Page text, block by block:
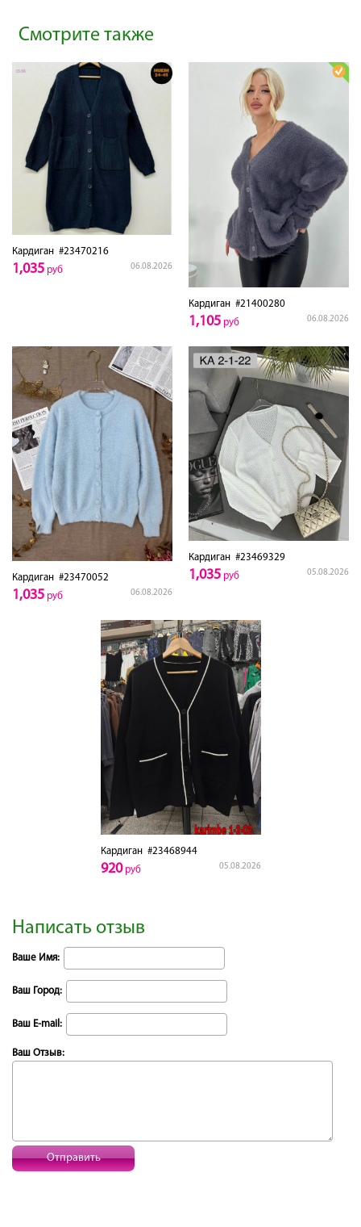
Смотрите также
Кардиган #23470216
06.08.2026
1,035 руб
Кардиган #21400280
06.08.2026
1,105 руб
Кардиган #23470052
06.08.2026
1,035 руб
Кардиган #23469329
05.08.2026
1,035 руб
Кардиган#23468944
05.08.2026
920руб
Написать отзыв
Ваше Имя:
Ваш Город:
Ваш E-mail:
Ваш Отзыв:
Отправить